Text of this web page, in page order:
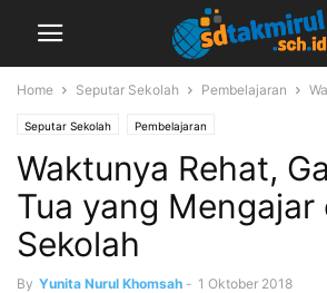
Home Seputar Sekolah Pembelajaran
Seputar Sekolah Pembelajaran
Waktunya Rehat,
Tua yang Mengajar
Sekolah
By Yunita Nurul Khomsah - 1 Oktober 2018